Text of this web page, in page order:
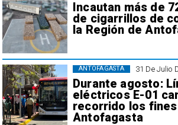
Incautan más de
de cigarrillos de
la Región de
31 De Julio
Durante agosto:
eléctricos E-01
recorrido los
Antofagasta
ANTOFAGASTA